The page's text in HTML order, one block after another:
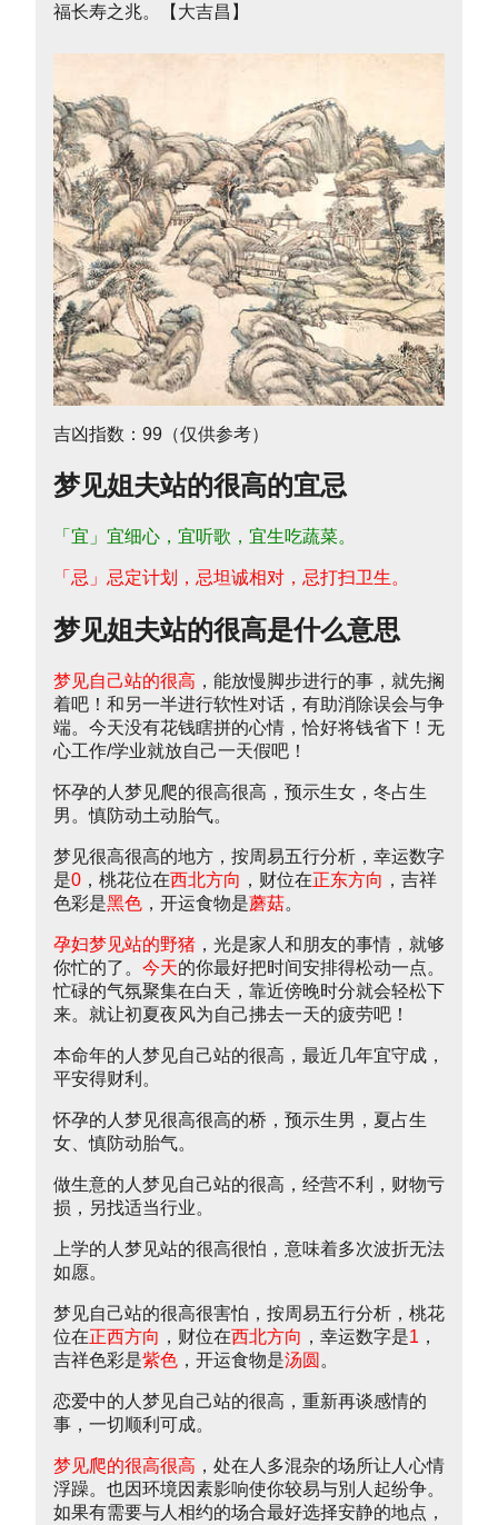
福长寿之兆。【大吉昌】
吉凶指数：99（仅供参考）
梦见姐夫站的很高的宜忌
「宜」宜细心，宜听歌，宜生吃蔬菜。
「忌」忌定计划，忌坦诚相对，忌打扫卫生。
梦见姐夫站的很高是什么意思
梦见自己站的很高 ，能放慢脚步进行的事，就先搁
着吧！和另一半进行软性对话，有助消除误会与争
端。今天没有花钱瞎拼的心情，恰好将钱省下！无
心工作/学业就放自己一天假吧！
怀孕的人梦见爬的很高很高，预示生女，冬占生
男。慎防动土动胎气。
梦见很高很高的地方，按周易五行分析，幸运数字
是0 ，桃花位在西北方向 ，财位在正东方向 ，吉祥
色彩是黑色 ，开运食物是蘑菇。
孕妇梦见站的野猪 ，光是家人和朋友的事情，就够
你忙的了。 今天的你最好把时间安排得松动一点。
忙碌的气氛聚集在白天，靠近傍晚时分就会轻松下
来。就让初夏夜风为自己拂去一天的疲劳吧！
本命年的人梦见自己站的很高，最近几年宜守成，
平安得财利。
怀孕的人梦见很高很高的桥，预示生男，夏占生
女、慎防动胎气。
做生意的人梦见自己站的很高，经营不利，财物亏
损，另找适当行业。
上学的人梦见站的很高很怕，意味着多次波折无法
如愿。
梦见自己站的很高很害怕，按周易五行分析，桃花
位在正西方向 ，财位在西北方向 ，幸运数字是1 ，
吉祥色彩是紫色 ，开运食物是汤圆 。
恋爱中的人梦见自己站的很高，重新再谈感情的
事，一切顺利可成。
梦见爬的很高很高 ，处在人多混杂的场所让人心情
浮躁。也因环境因素影响使你较易与別人起纷争。
如果有需要与人相约的场合最好选择安静的地点，